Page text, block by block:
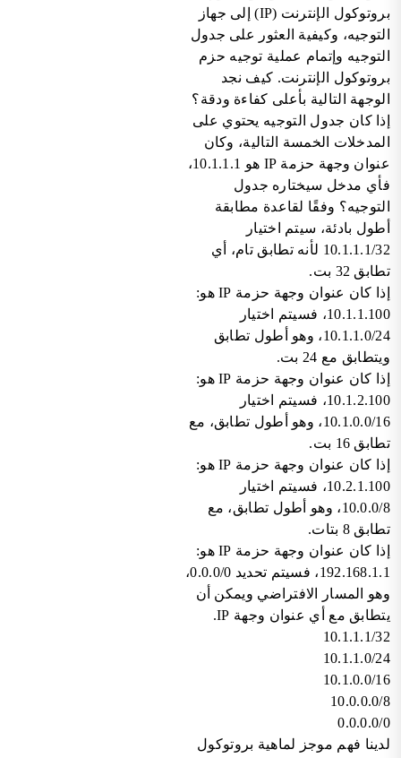
بروتوكول الإنترنت (IP) إلى جهاز
التوجيه، وكيفية العثور على جدول
التوجيه وإتمام عملية توجيه حزم
بروتوكول الإنترنت. كيف نجد
الوجهة التالية بأعلى كفاءة ودقة؟
إذا كان جدول التوجيه يحتوي على
المدخلات الخمسة التالية، وكان
عنوان وجهة حزمة IP هو 10.1.1.1،
فأي مدخل سيختاره جدول
التوجيه؟ وفقًا لقاعدة مطابقة
أطول بادئة، سيتم اختيار
10.1.1.1/32 لأنه تطابق تام، أي
تطابق 32 بت.
إذا كان عنوان وجهة حزمة IP هو:
10.1.1.100، فسيتم اختيار
10.1.1.0/24، وهو أطول تطابق
ويتطابق مع 24 بت.
إذا كان عنوان وجهة حزمة IP هو:
10.1.2.100، فسيتم اختيار
10.1.0.0/16، وهو أطول تطابق، مع
تطابق 16 بت.
إذا كان عنوان وجهة حزمة IP هو:
10.2.1.100، فسيتم اختيار
10.0.0/8، وهو أطول تطابق، مع
تطابق 8 بتات.
إذا كان عنوان وجهة حزمة IP هو:
192.168.1.1، فسيتم تحديد 0.0.0/0،
وهو المسار الافتراضي ويمكن أن
يتطابق مع أي عنوان وجهة IP.
10.1.1.1/32
10.1.1.0/24
10.1.0.0/16
10.0.0.0/8
0.0.0.0/0
لدينا فهم موجز لماهية بروتوكول